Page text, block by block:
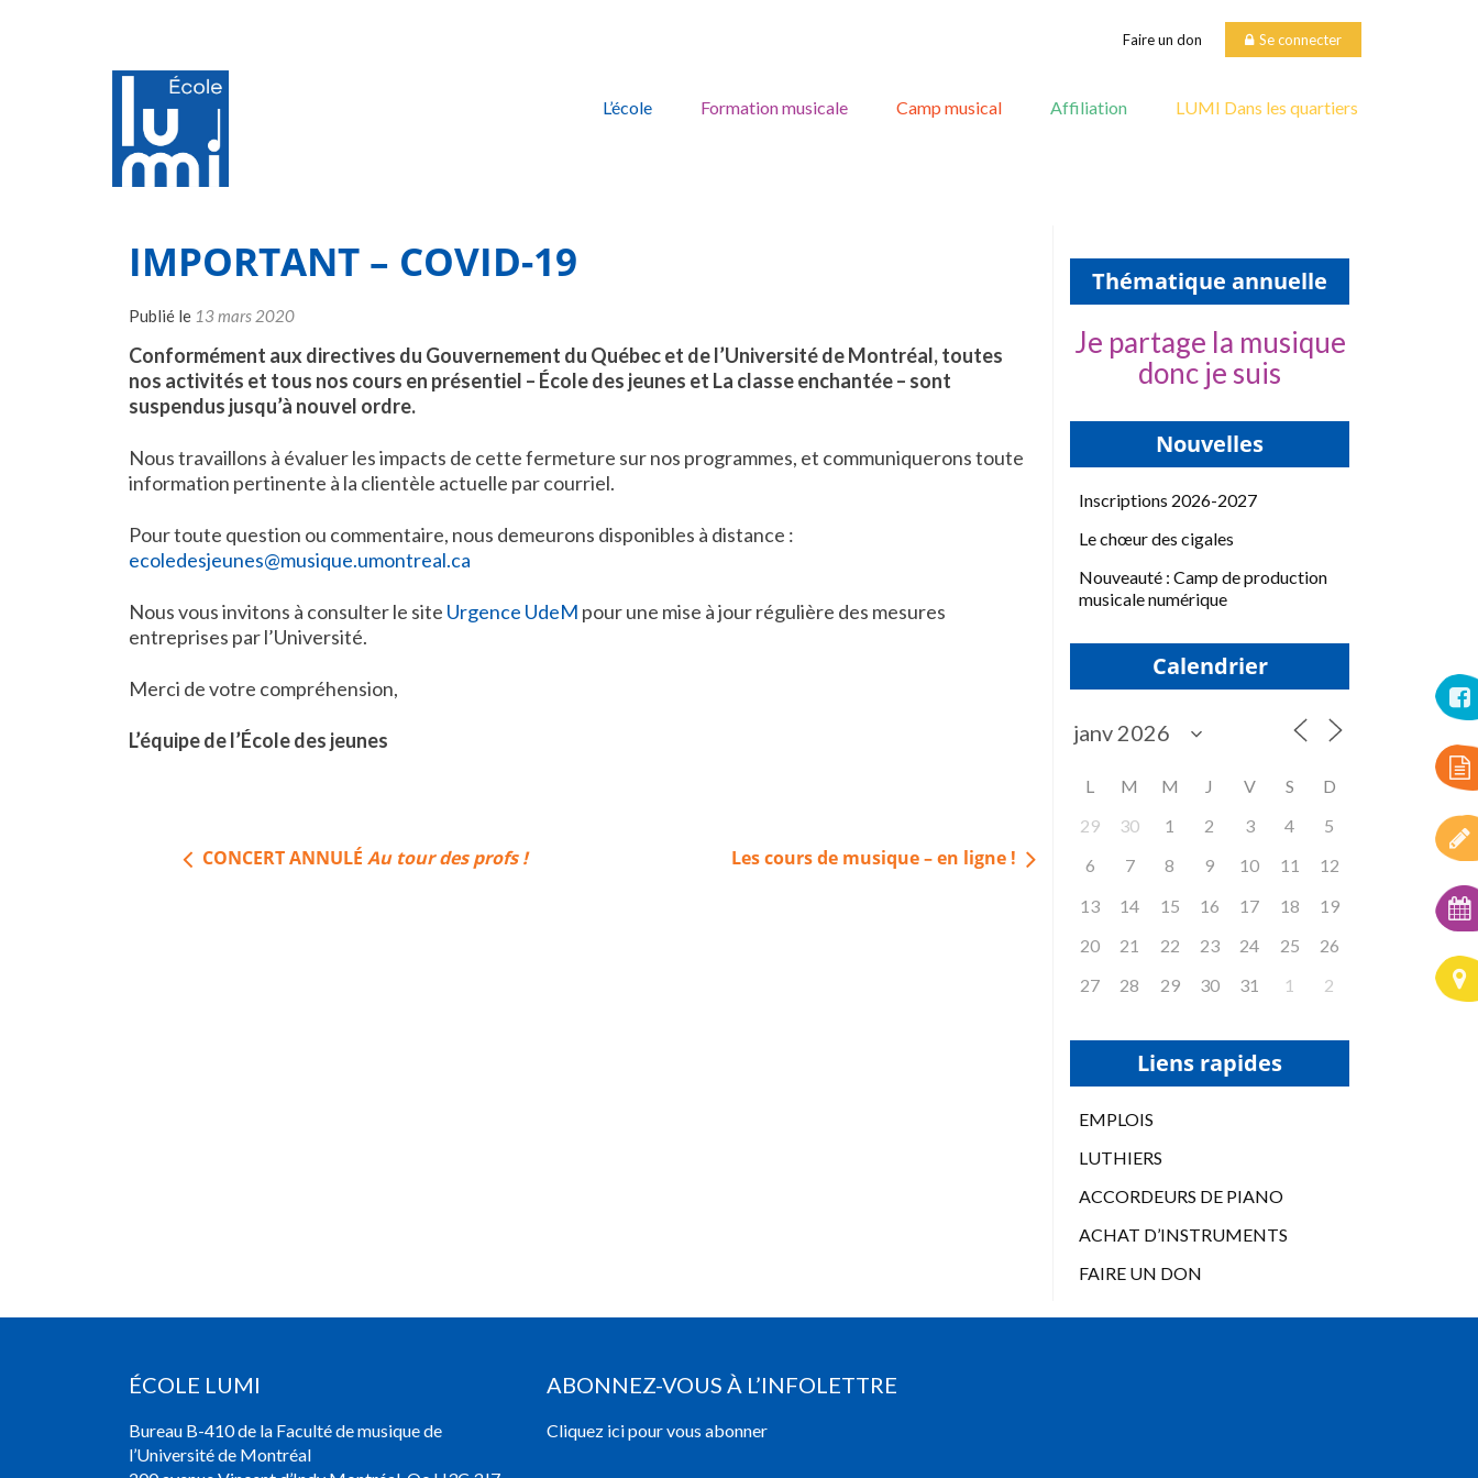
Faire un don Se connecter
content
L’école Formation musicale Camp musical Affiliation LUMI Dans les quartiers
IMPORTANT – COVID-19
Publié le 13 mars 2020
Conformément aux directives du Gouvernement du Québec et de l’Université de Montréal, toutes
nos activités et tous nos cours en présentiel – École des jeunes et La classe enchantée – sont
suspendus jusqu’à nouvel ordre.
Nous travaillons à évaluer les impacts de cette fermeture sur nos programmes, et communiquerons toute
information pertinente à la clientèle actuelle par courriel.
Pour toute question ou commentaire, nous demeurons disponibles à distance :
ecoledesjeunes@musique.umontreal.ca
Nous vous invitons à consulter le site Urgence UdeM pour une mise à jour régulière des mesures
entreprises par l’Université.
Merci de votre compréhension,
L’équipe de l’École des jeunes
NavigationCONCERT ANNULÉAu tour des profs ! Les cours de musique – en ligne !
Thématique annuelle
Je partage la musique
donc je suis
Nouvelles
Inscriptions 2026-2027
Le chœur des cigales
Nouveauté : Camp de production
musicale numérique
Calendrier
L M M J V S
D
29
30 1 2 3 4
5
6
7 8 9 10 11
12
13
14 15 16 17 18
19
20
21 22 23 24 25
26
27
28 29 30 31 1 2
Liens rapides
EMPLOIS
LUTHIERS
ACCORDEURS DE PIANO
ACHAT D’INSTRUMENTS
FAIRE UN DON
ÉCOLE LUMI
Bureau B-410 de la Faculté de musique de
l’Université de Montréal
ABONNEZ-VOUS À L’INFOLETTRE
Cliquez ici pour vous abonner